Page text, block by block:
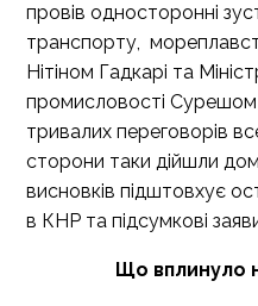
провів односторонні
транспорту,
Нітіном Гадкарі та
промисловості
тривалих переговорів
сторони таки дійшли
висновків підштовхує
в КНР та підсумкові
Що вплинуло